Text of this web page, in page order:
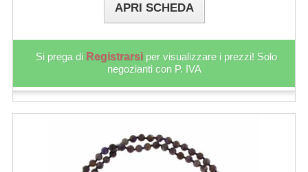
APRI SCHEDA
Si prega di Registrarsi per visualizzare i prezzi! Solo
negozianti con P. IVA